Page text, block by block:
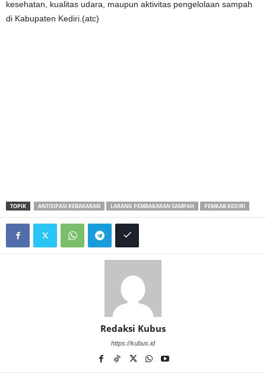
kesehatan, kualitas udara, maupun aktivitas pengelolaan sampah
di Kabupaten Kediri.(atc)
TOPIK ANTISIPASI KEBAKARAN LARANG PEMBAKARAN SAMPAH PEMKAB KEDIRI
Redaksi Kubus
https://kubus.id